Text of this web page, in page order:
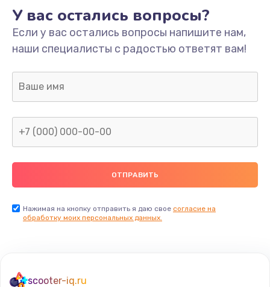
У вас остались вопросы?
Если у вас остались вопросы напишите нам,
наши специалисты с радостью ответят вам!
Нажимая на кнопку отправить я даю свое согласие на
обработку моих персональных данных.
scooter-iq.ru